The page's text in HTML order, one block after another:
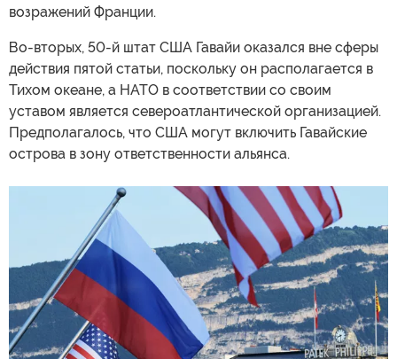
возражений Франции.
Во-вторых, 50-й штат США Гавайи оказался вне сферы
действия пятой статьи, поскольку он располагается в
Тихом океане, а НАТО в соответствии со своим
уставом является североатлантической организацией.
Предполагалось, что США могут включить Гавайские
острова в зону ответственности альянса.